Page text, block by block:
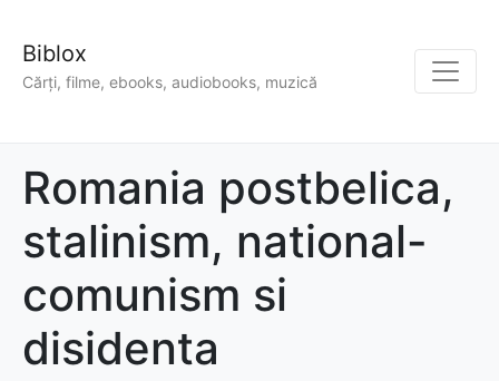
Biblox
Cărți, filme, ebooks, audiobooks, muzică
Romania postbelica,
stalinism, national-
comunism si
disidenta